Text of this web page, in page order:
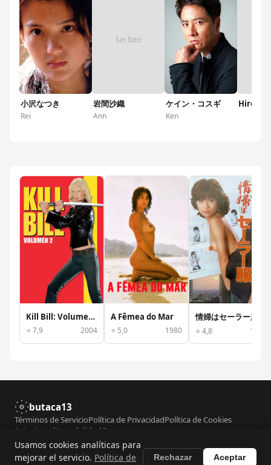
小沢なつき
Rei
Sin foto
岩間沙織
Ann
ケイン・コスギ
Ken
Kill Bill: Volumen 2
⭐ 7,9 2004
A Fêmea do Mar
⭐ 5,0 1980
情婦はセーラー服
⭐ 4,8 1981
butaca13
Términos de ServicioPolítica de PrivacidadPolítica de Cookies
Aviso LegalAccesibilidad Contacto
© 2026 butaca13. Todos los derechos reservados. Datos de películas
proporcionados porTMDB.
Usamos cookies analíticas para
mejorar el servicio. Política de
Rechazar Aceptar